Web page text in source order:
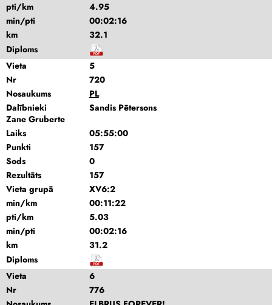
pti/km
4.95
min/pti
00:02:16
km
32.1
Diploms
Vieta
5
Nr
720
Nosaukums
PL
Dalībnieki
Sandis Pētersons
Zane Gruberte
Laiks
05:55:00
Punkti
157
Sods
0
Rezultāts
157
Vieta grupā
XV6:2
min/km
00:11:22
pti/km
5.03
min/pti
00:02:16
km
31.2
Diploms
Vieta
6
Nr
776